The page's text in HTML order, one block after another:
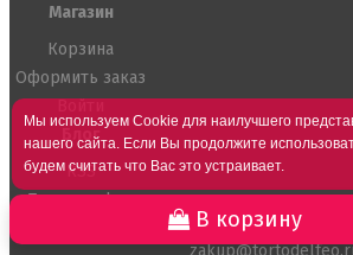
В корзину
Магазин
Корзина
Оформить заказ
Блог
RSS
Тортоделфео
МЫ В СОЦ.СЕТЯХ
Мы используем Cookie для наилучшего
нашего сайта. Если Вы продолжите
будем считать что Вас это устраивает.